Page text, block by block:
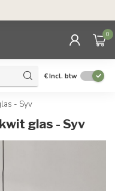
0
€Incl. btw
- Syv
glas - Syv